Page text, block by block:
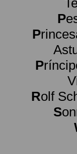
P
P
P
Rolf
S